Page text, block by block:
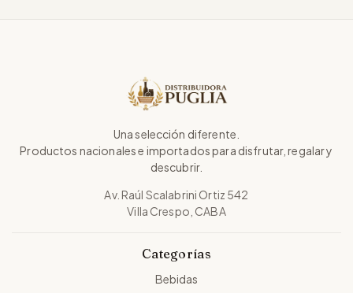
Una selección diferente.
Productos nacionales e importados para disfrutar, regalar y
descubrir.
Av. Raúl Scalabrini Ortiz 542
Villa Crespo, CABA
Categorías
Bebidas